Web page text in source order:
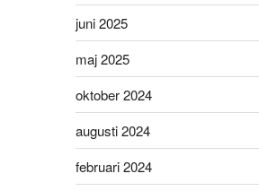
juni 2025
maj 2025
oktober 2024
augusti 2024
februari 2024